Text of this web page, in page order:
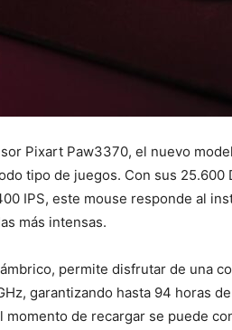
Pixart Paw3370, el nuevo
tipo de juegos. Con sus 25.600
IPS, este mouse responde al
más intensas.
permite disfrutar de una
garantizando hasta 94 horas
momento de recargar se puede